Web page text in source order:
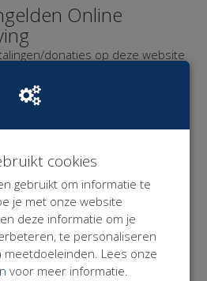
Online
donaties op deze website
Online
Stichting Derdengelden
ontvangt via Mollie B.V. alle
naar Werkvereniging.
herleidbare gegevens
elektronische correspondentie
zullen Werkvereniging en
zorgvuldigheid behandelen.
daarbij de bepalingen van
(“AVG”),
Cookie Statement na.
cookies
gebruikt om informatie te
je met onze website
deze informatie om je
te personaliseren
meetdoeleinden. Lees onze
voor meer informatie.